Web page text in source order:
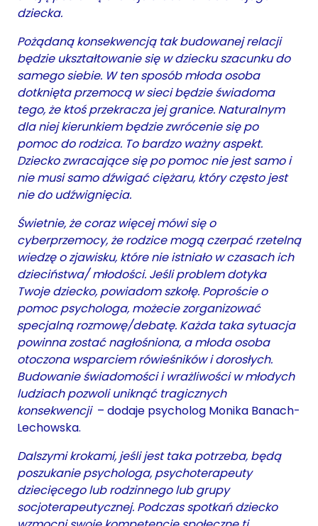
dziecka.
Pożądaną konsekwencją tak budowanej relacji
będzie ukształtowanie się w dziecku szacunku do
samego siebie. W ten sposób młoda osoba
dotknięta przemocą w sieci będzie świadoma
tego, że ktoś przekracza jej granice. Naturalnym
dla niej kierunkiem będzie zwrócenie się po
pomoc do rodzica. To bardzo ważny aspekt.
Dziecko zwracające się po pomoc nie jest samo i
nie musi samo dźwigać ciężaru, który często jest
nie do udźwignięcia.
Świetnie, że coraz więcej mówi się o
cyberprzemocy, że rodzice mogą czerpać rzetelną
wiedzę o zjawisku, które nie istniało w czasach ich
dzieciństwa/ młodości. Jeśli problem dotyka
Twoje dziecko, powiadom szkołę. Poproście o
pomoc psychologa, możecie zorganizować
specjalną rozmowę/debatę. Każda taka sytuacja
powinna zostać nagłośniona, a młoda osoba
otoczona wsparciem rówieśników i dorosłych.
Budowanie świadomości i wrażliwości w młodych
ludziach pozwoli uniknąć tragicznych
konsekwencji – dodaje psycholog Monika Banach-
Lechowska.
Dalszymi krokami, jeśli jest taka potrzeba, będą
poszukanie psychologa, psychoterapeuty
dziecięcego lub rodzinnego lub grupy
socjoterapeutycznej. Podczas spotkań dziecko